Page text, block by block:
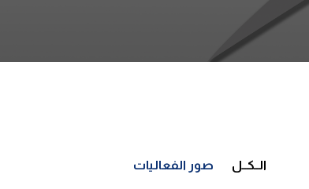
الــكــل صور الفعاليات